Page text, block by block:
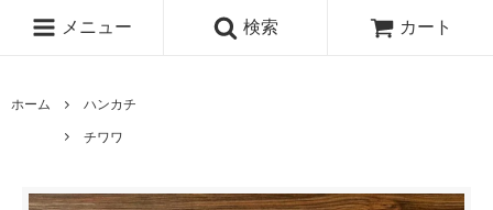
メニュー 検索 カート
ホーム
ハンカチ
チワワ